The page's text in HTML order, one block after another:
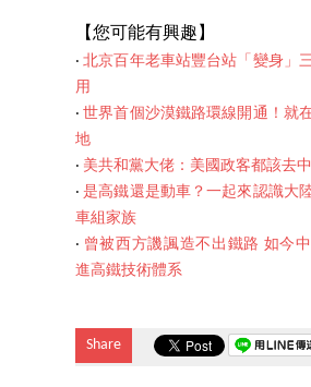
【您可能有興趣】
‧北京百年老車站豐台站「變身」
用
‧世界首個沙漠鐵路環線開通！就
地
‧ 美共和黨大佬：美國政客都該去
‧是高鐵還是動車？一起來認識大
車組家族
‧ 曾被西方譏諷造不出鐵路 如今
進高鐵技術體系
Share